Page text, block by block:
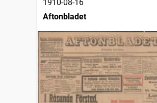
1910-08-16
Aftonbladet